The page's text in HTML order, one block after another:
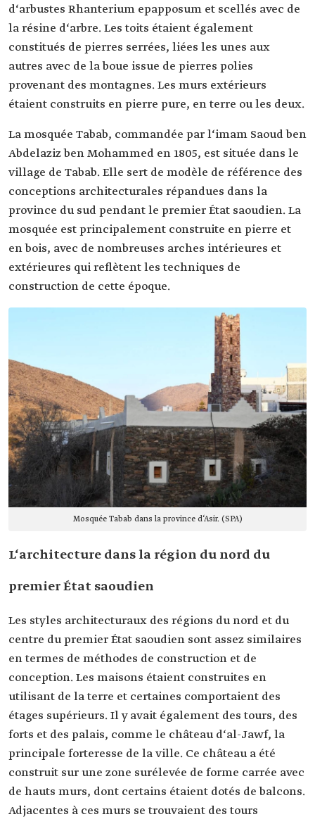
d‘arbustes Rhanterium epapposum et scellés avec de
la résine d‘arbre. Les toits étaient également
constitués de pierres serrées, liées les unes aux
autres avec de la boue issue de pierres polies
provenant des montagnes. Les murs extérieurs
étaient construits en pierre pure, en terre ou les deux.
La mosquée Tabab, commandée par l‘imam Saoud ben
Abdelaziz ben Mohammed en 1805, est située dans le
village de Tabab. Elle sert de modèle de référence des
conceptions architecturales répandues dans la
province du sud pendant le premier État saoudien. La
mosquée est principalement construite en pierre et
en bois, avec de nombreuses arches intérieures et
extérieures qui reflètent les techniques de
construction de cette époque.
Mosquée Tabab dans la province d‘Asir. (SPA)
L‘architecture dans la région du nord du
premier État saoudien
Les styles architecturaux des régions du nord et du
centre du premier État saoudien sont assez similaires
en termes de méthodes de construction et de
conception. Les maisons étaient construites en
utilisant de la terre et certaines comportaient des
étages supérieurs. Il y avait également des tours, des
forts et des palais, comme le château d‘al-Jawf, la
principale forteresse de la ville. Ce château a été
construit sur une zone surélevée de forme carrée avec
de hauts murs, dont certains étaient dotés de balcons.
Adjacentes à ces murs se trouvaient des tours